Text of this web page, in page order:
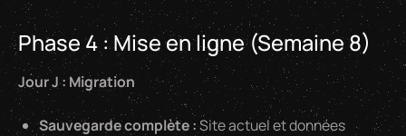
Phase 4 : Mise en ligne (Semaine 8)
Jour J : Migration
Sauvegarde complète :Site actuel et données